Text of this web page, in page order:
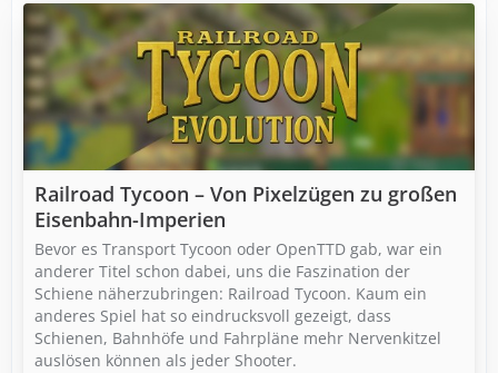
Railroad Tycoon – Von Pixelzügen zu großen
Eisenbahn-Imperien
Bevor es Transport Tycoon oder OpenTTD gab, war ein
anderer Titel schon dabei, uns die Faszination der
Schiene näherzubringen: Railroad Tycoon. Kaum ein
anderes Spiel hat so eindrucksvoll gezeigt, dass
Schienen, Bahnhöfe und Fahrpläne mehr Nervenkitzel
auslösen können als jeder Shooter.